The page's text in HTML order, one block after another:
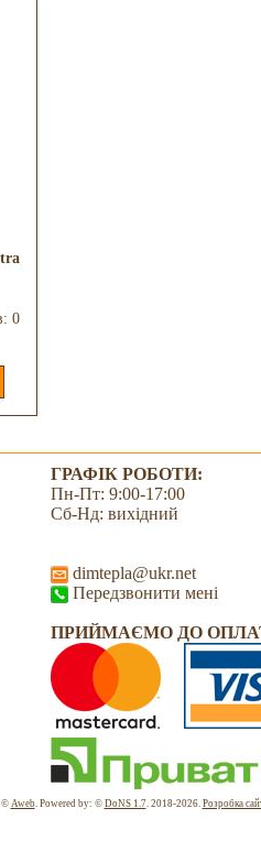
0
ГРАФІК РОБОТИ:
Пн-Пт: 9:00-17:00
Сб-Нд: вихідний
dimtepla@ukr.net
Передзвонити мені
ПРИЙМАЄМО ДО
©Aweb. Powered by: © DoNS 1.7. 2018-2026. Розробка